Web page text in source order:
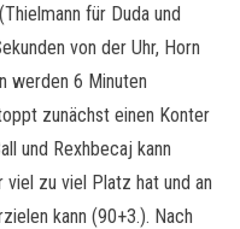
für Duda und
von der Uhr, Horn
werden 6 Minuten
zunächst einen Konter
und Rexhbecaj kann
zu viel Platz hat und an
kann (90+3.). Nach